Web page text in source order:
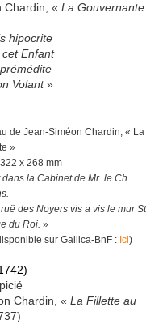
Chardin, « La Gouvernante
hipocrite
Enfant
Volant»
de Jean-Siméon Chardin, « La
»
x 268 mm
la Cabinet de Mr. le Ch.
des Noyers vis a vis le mur St
du Roi. »
sur Gallica-BnF : Ici)
Chardin, « La Fillette au